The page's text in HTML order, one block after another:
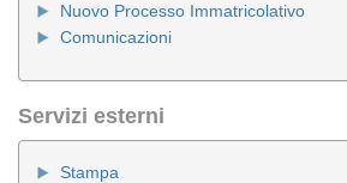
Nuovo Processo Immatricolativo
Comunicazioni
Servizi esterni
Stampa